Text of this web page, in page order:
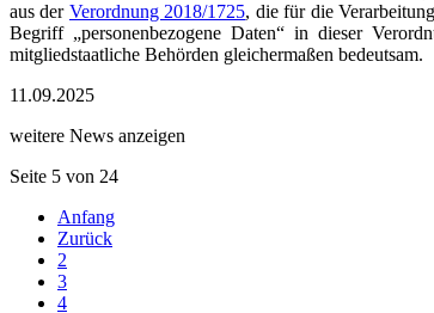
aus der Verordnung 2018/1725, die für die
Begriff „personenbezogene Daten“ in dieser
mitgliedstaatliche Behörden gleichermaßen bedeutsam.
11.09.2025
weitere News anzeigen
Seite 5 von 24
Anfang
Zurück
2
3
4